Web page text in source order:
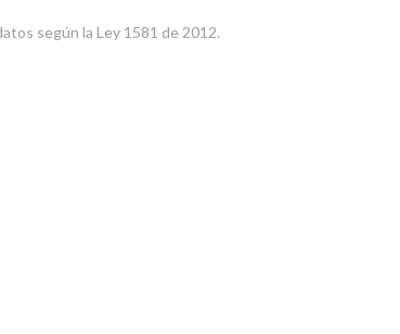
según la Ley 1581 de 2012.